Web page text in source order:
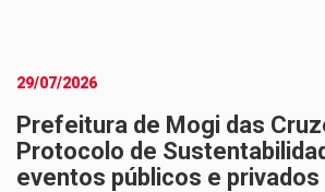
29/07/2026
Prefeitura de Mogi das
Protocolo de
eventos públicos e privados